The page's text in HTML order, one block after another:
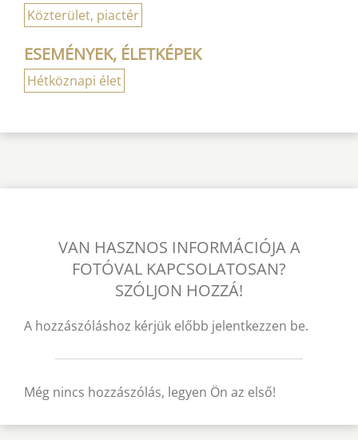
Közterület, piactér
ESEMÉNYEK, ÉLETKÉPEK
Hétköznapi élet
VAN HASZNOS INFORMÁCIÓJA A
FOTÓVAL KAPCSOLATOSAN?
SZÓLJON HOZZÁ!
A hozzászóláshoz kérjük előbb jelentkezzen be.
Még nincs hozzászólás, legyen Ön az első!